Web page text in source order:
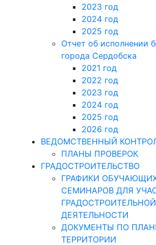
2023 год
2024 год
2025 год
Отчет об исполнении
города Сердобска
2021 год
2022 год
2023 год
2024 год
2025 год
2026 год
ВЕДОМСТВЕННЫЙ
ПЛАНЫ ПРОВЕРОК
ГРАДОСТРОИТЕЛЬСТВО
ГРАФИКИ
СЕМИНАРОВ ДЛЯ
ГРАДОСТРОИТЕЛЬНОЙ
ДЕЯТЕЛЬНОСТИ
ДОКУМЕНТЫ ПО
ТЕРРИТОРИИ